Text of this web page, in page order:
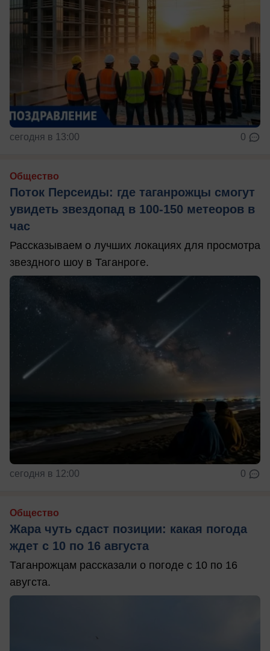
сегодня в 13:00 0
Общество
Поток Персеиды: где таганрожцы смогут
увидеть звездопад в 100-150 метеоров в
час
Рассказываем о лучших локациях для просмотра
звездного шоу в Таганроге.
сегодня в 12:00 0
Общество
Жара чуть сдаст позиции: какая погода
ждет с 10 по 16 августа
Таганрожцам рассказали о погоде с 10 по 16
авугста.